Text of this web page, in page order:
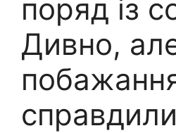
поряд із
Дивно,